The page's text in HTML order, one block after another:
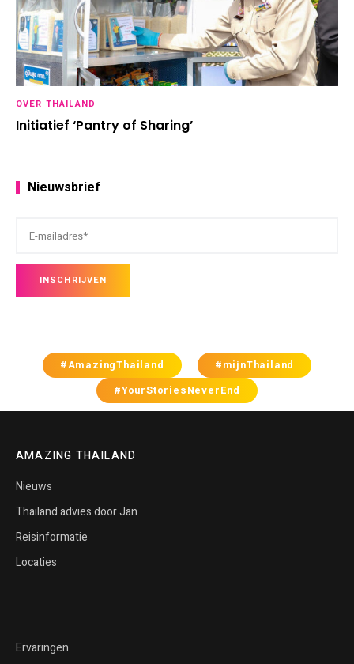
OVER THAILAND
Initiatief ‘Pantry of Sharing’
Nieuwsbrief
#AmazingThailand
#mijnThailand
#YourStoriesNeverEnd
AMAZING THAILAND
Nieuws
Thailand advies door Jan
Reisinformatie
Locaties
Ervaringen